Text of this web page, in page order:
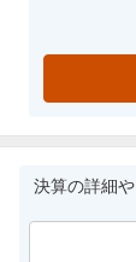
決算の詳細